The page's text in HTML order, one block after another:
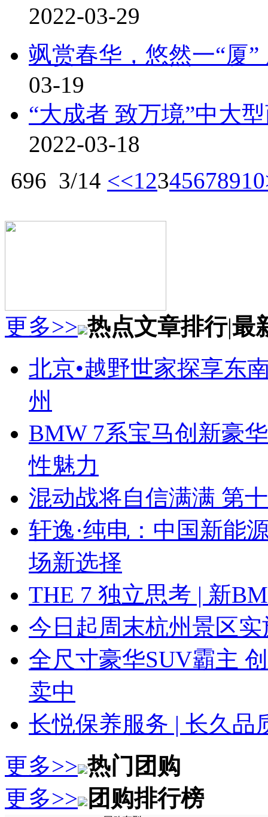
2022-03-29
飒赏春华，悠然一“厦
03-19
“大成者 致万境”中大
2022-03-18
696 3/14 <<12345678910
更多>> 热点文章排行|最
北京•越野世家探享东
州
BMW 7系宝马创新豪
性魅力
混动战将自信满满 第
轩逸·纯电：中国新能
场新选择
THE 7 独立思考 | 新
今日起周末杭州景区
全尺寸豪华SUV霸主
卖中
长悦保养服务 | 长久品
更多>> 热门团购
更多>> 团购排行榜